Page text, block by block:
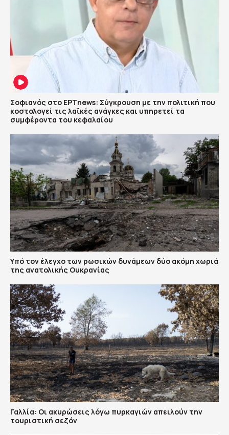
Σοφιανός στο ΕΡΤnews: Σύγκρουση με την πολιτική που
κοστολογεί τις λαϊκές ανάγκες και υπηρετεί τα
συμφέροντα του κεφαλαίου
Υπό τον έλεγχο των ρωσικών δυνάμεων δύο ακόμη χωριά
της ανατολικής Ουκρανίας
Γαλλία: Οι ακυρώσεις λόγω πυρκαγιών απειλούν την
τουριστική σεζόν